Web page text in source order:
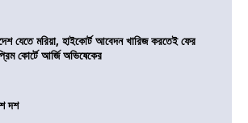
যেতে মরিয়া, হাইকোর্ট আবেদন খারিজ করতেই ফের
কোর্টে আর্জি অভিষেকের
দশ